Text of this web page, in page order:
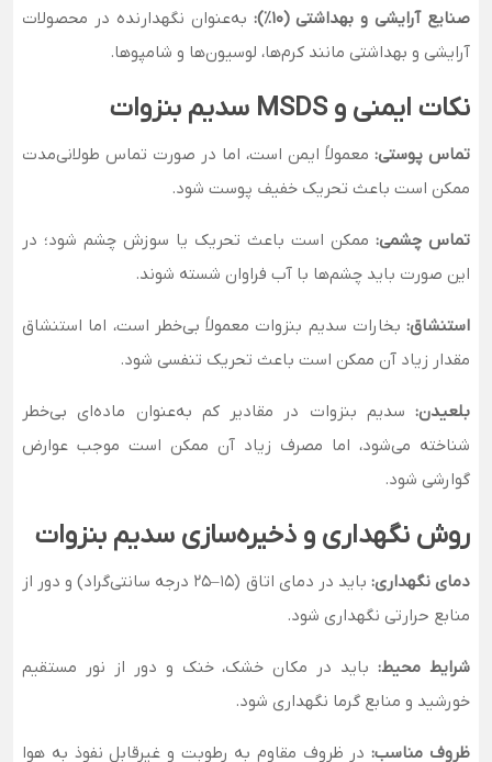
صنایع آرایشی و بهداشتی (۱۰٪):
به‌عنوان نگهدارنده در محصولات
آرایشی و بهداشتی مانند کرم‌ها، لوسیون‌ها و شامپوها.
نکات ایمنی و MSDS سدیم بنزوات
تماس پوستی: معمولاً ایمن است، اما در صورت تماس طولانی‌مدت
ممکن است باعث تحریک خفیف پوست شود.
تماس چشمی: ممکن است باعث تحریک یا سوزش چشم شود؛ در
این صورت باید چشم‌ها با آب فراوان شسته شوند.
استنشاق: بخارات سدیم بنزوات معمولاً بی‌خطر است، اما استنشاق
مقدار زیاد آن ممکن است باعث تحریک تنفسی شود.
بلعیدن: سدیم بنزوات در مقادیر کم به‌عنوان ماده‌ای بی‌خطر
شناخته می‌شود، اما مصرف زیاد آن ممکن است موجب عوارض
گوارشی شود.
روش نگهداری و ذخیره‌سازی سدیم بنزوات
دمای نگهداری:
باید در دمای اتاق (۱۵–۲۵ درجه سانتی‌گراد) و دور از
منابع حرارتی نگهداری شود.
شرایط محیط:باید در مکان خشک، خنک و دور از نور مستقیم
خورشید و منابع گرما نگهداری شود.
ظروف مناسب:در ظروف مقاوم به رطوبت و غیرقابل نفوذ به هوا